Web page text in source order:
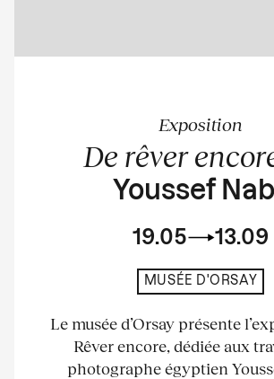
Exposition
De rêver
Youssef
19.05 13.09
MUSÉE D'ORSAY
Le musée d’Orsay présente
Rêver encore, dédiée aux
photographe égyptien